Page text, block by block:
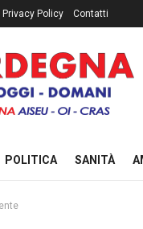
Privacy Policy Contatti
POLITICA SANITÀ